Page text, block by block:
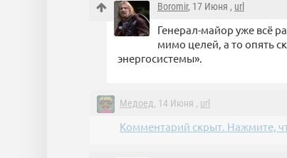
Boromir, 17 Июня , url
Генерал-майор уже всё
мимо целей, а то опять
энергосистемы».
Медоед, 14 Июня , url
Комментарий скрыт. Нажмите,